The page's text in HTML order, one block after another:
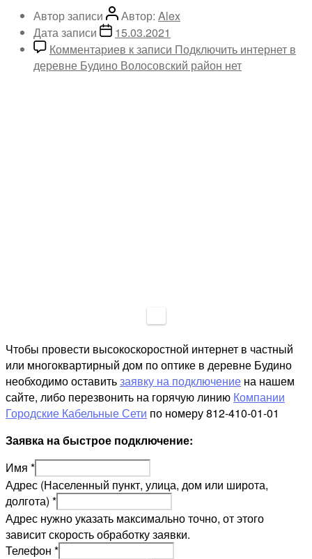
Автор записи Автор: Alex
Дата записи
15.03.2021
Комментариев к записи Подключить интернет в
деревне Будино Волосовский район нет
Чтобы провести высокоскоростной интернет в частный
или многоквартирный дом по оптике в деревне Будино
необходимо оставитьзаявку на подключение на нашем
сайте, либо перезвонить на горячую линию Компании
Городские Кабельные Сети по номеру 812-410-01-01
Заявка на быстрое подключение:
Имя *
Адрес (Населенный пункт, улица, дом или широта,
долгота) *
Адрес нужно указать максимально точно, от этого
зависит скорость обработку заявки.
Телефон *